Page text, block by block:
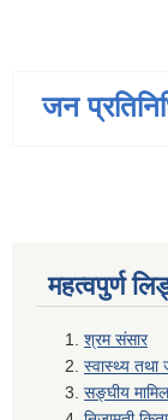
जन
महत्वपुर्ण
श्रम संसार
स्वास्थ्य तथा
सङ्घीय